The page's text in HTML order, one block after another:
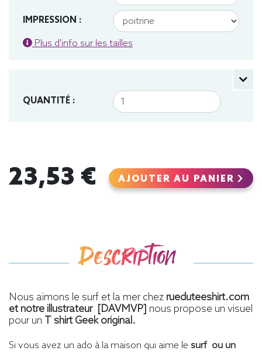
IMPRESSION :
Plus d'info sur les tailles
QUANTITÉ :
23,53 € AJOUTER AU PANIER
Description
Nous aimons le surf et la mer chez rueduteeshirt.com
et notre illustrateur [DAVMVP] nous propose un visuel
pour un T shirt Geek original.
Si vous avez un ado à la maison qui aime le surf ou un